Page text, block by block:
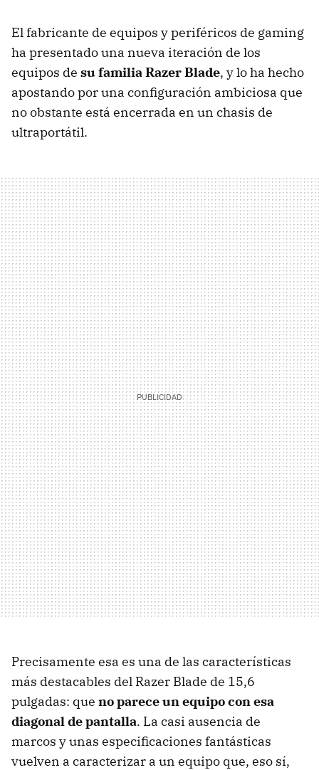
El fabricante de equipos y periféricos de gaming
ha presentado una nueva iteración de los
equipos de su familia Razer Blade, y lo ha hecho
apostando por una configuración ambiciosa que
no obstante está encerrada en un chasis de
ultraportátil.
Precisamente esa es una de las características
más destacables del Razer Blade de 15,6
pulgadas: que no parece un equipo con esa
diagonal de pantalla. La casi ausencia de
marcos y unas especificaciones fantásticas
vuelven a caracterizar a un equipo que, eso sí,